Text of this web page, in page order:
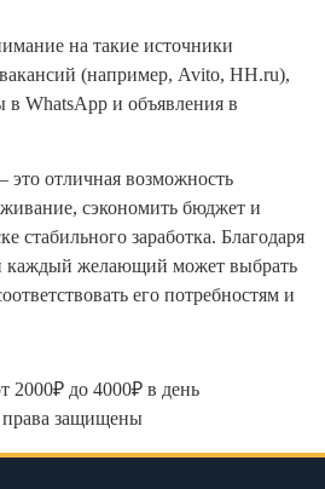
на такие источники
(например, Avito, HH.ru),
в WhatsApp и объявления в
отличная возможность
сэкономить бюджет и
стабильного заработка. Благодаря
каждый желающий может выбрать
его потребностям и
2000₽ до 4000₽ в день
защищены